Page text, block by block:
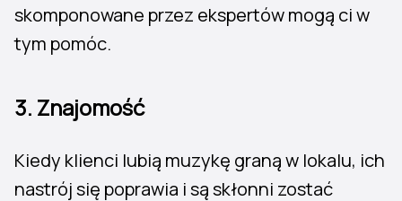
skomponowane przez ekspertów mogą ci w
tym pomóc.
3. Znajomość
Kiedy klienci lubią muzykę graną w lokalu, ich
nastrój się poprawia i są skłonni zostać